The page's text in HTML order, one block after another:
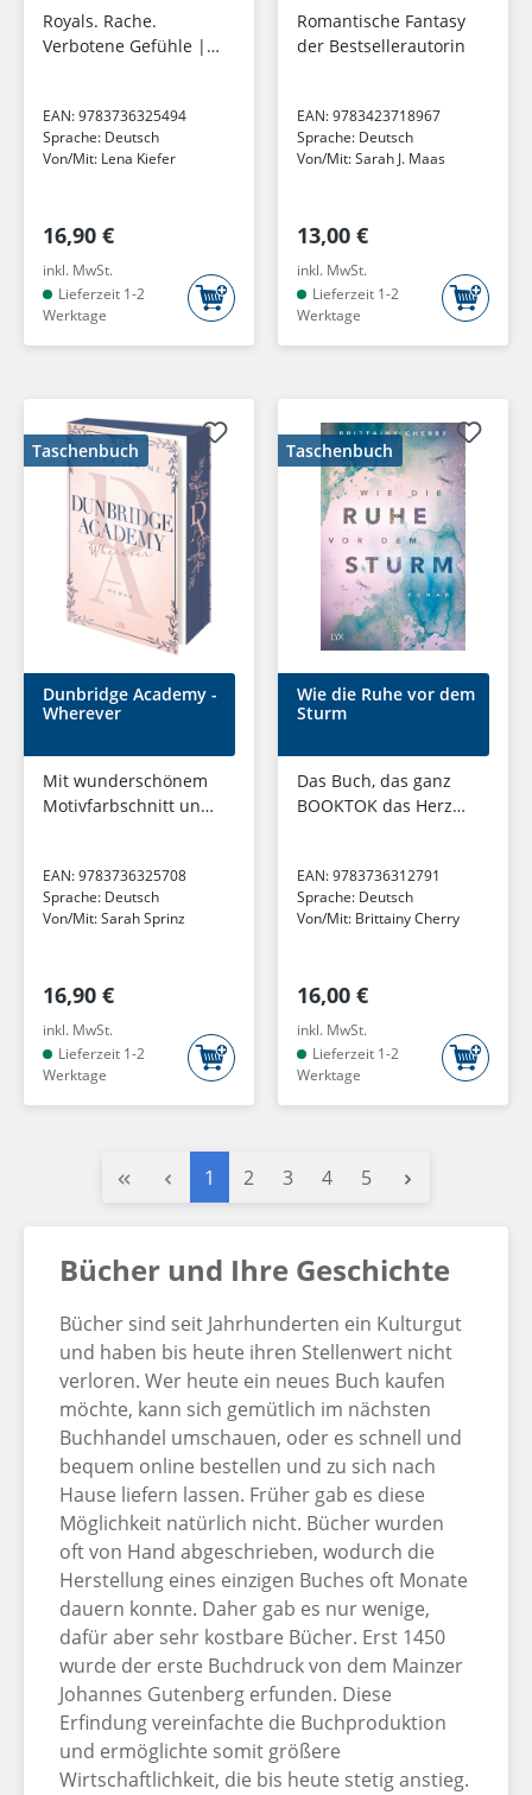
Royals. Rache.
Verbotene Gefühle |
WESTWELL und
COLDHART
EAN:9783736325494
Sprache: Deutsch
Von/Mit: Lena Kiefer
16,90 €
inkl. MwSt.
Lieferzeit 1-2
Werktage
Romantische Fantasy
der Bestsellerautorin
EAN:9783423718967
Sprache: Deutsch
Von/Mit:Sarah J. Maas
13,00 €
inkl. MwSt.
Lieferzeit 1-2
Werktage
Taschenbuch
Dunbridge Academy -
Wherever
Mit wunderschönem
Motivfarbschnitt und
EAN:9783736325708
Sprache: Deutsch
Von/Mit:Sarah Sprinz
16,90 €
inkl. MwSt.
Lieferzeit 1-2
Werktage
Taschenbuch
Wie die Ruhe vor dem
Sturm
Das Buch, das ganz
BOOKTOK das Herz
EAN:9783736312791
Sprache: Deutsch
Von/Mit: Brittainy Cherry
16,00 €
inkl. MwSt.
Lieferzeit 1-2
Werktage
Seite
1 Seite
2 Seite
3 Seite
4 Seite
5
Bücher und Ihre Geschichte
Bücher sind seit Jahrhunderten ein Kulturgut
und haben bis heute ihren Stellenwert nicht
verloren. Wer heute ein neues Buch kaufen
möchte, kann sich gemütlich im nächsten
Buchhandel umschauen, oder es schnell und
bequem online bestellen und zu sich nach
Hause liefern lassen. Früher gab es diese
Möglichkeit natürlich nicht. Bücher wurden
oft von Hand abgeschrieben, wodurch die
Herstellung eines einzigen Buches oft Monate
dauern konnte. Daher gab es nur wenige,
dafür aber sehr kostbare Bücher. Erst 1450
wurde der erste Buchdruck von dem Mainzer
Johannes Gutenberg erfunden. Diese
Erfindung vereinfachte die Buchproduktion
und ermöglichte somit größere
Wirtschaftlichkeit, die bis heute stetig anstieg.